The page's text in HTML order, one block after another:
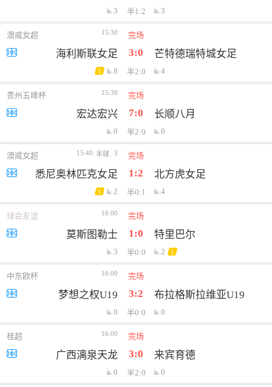
3 半1:2 3
澳威女超 15:30 完场
海利斯联女足 3:0 芒特德瑞特城女足
1 8 半2:0 4
贵州五峰杯 15:30 完场
宏达宏兴 7:0 长顺八月
0 半2:0 0
澳威女超 15:40 半球 3 完场
悉尼奥林匹克女足 1:2 北方虎女足
1 2 半0:1 4
球会友谊 16:00 完场
莫斯图勒士 1:0 特里巴尔
3 半0:0 2 1
中东欧杯 16:00 完场
梦想之权U19 3:2 布拉格斯拉维亚U19
0 半0:0 0
桂超 16:00 完场
广西漓泉天龙 3:0 来宾育德
0 半2:0 0